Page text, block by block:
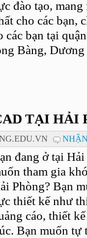
đào tạo,
cho các bạn,
các bạn tại
Bàng,
TẠI HẢI
đang ở tại
tham gia
Phòng? Bạn
thiết kế như
cáo, thiết
Bạn muốn tự